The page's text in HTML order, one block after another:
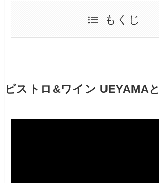
もくじ
ビストロ&ワイン UEYAMA